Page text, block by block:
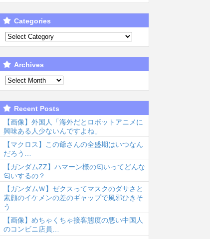
Categories
Archives
Recent Posts
【画像】外国人「海外だとロボットアニメに
興味ある人少ないんですよね」
【マクロス】この爺さんの全盛期はいつなん
だろう…
【ガンダムΖΖ】ハマーン様の匂いってどんな
匂いするの？
【ガンダムＷ】ゼクスってマスクのダサさと
素顔のイケメンの差のギャップで風邪ひきそ
う
【画像】めちゃくちゃ接客態度の悪い中国人
のコンビニ店員…